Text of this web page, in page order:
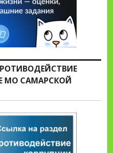
МО САМАРСКОЙ